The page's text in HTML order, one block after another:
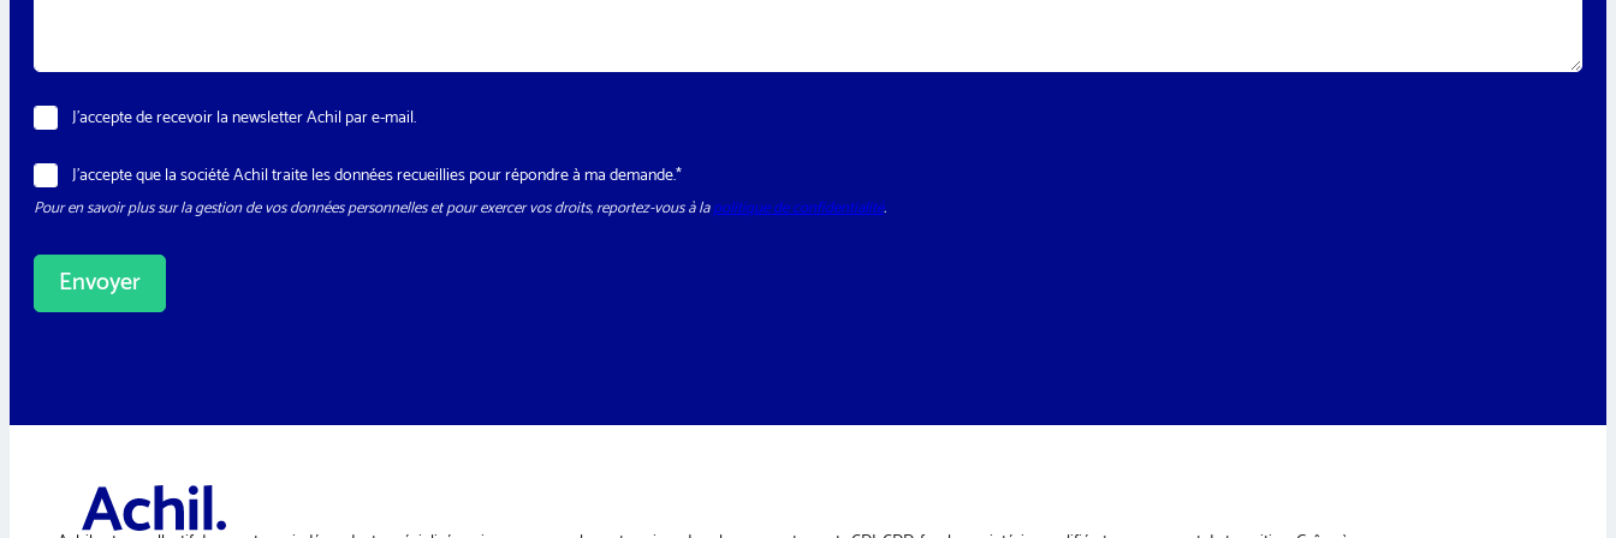
N
e
w
s
l
e
t
J’accepte de recevoir la newsletter Achil par e-mail.
R
G
P
*
J’accepte que la société Achil traite les données recueillies pour répondre à ma demande.*
Pour en savoir plus sur la gestion de vos données personnelles et pour exercer vos droits, reportez-vous à lapolitique de confidentialité.
Envoyer
r